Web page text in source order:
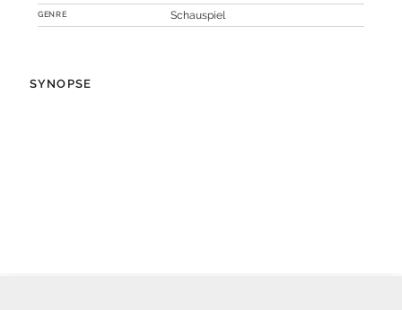
GENRE Schauspiel
SYNOPSE